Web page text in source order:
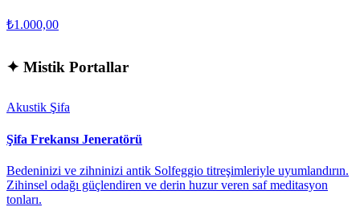
₺1.000,00
✦ Mistik Portallar
Akustik Şifa
Şifa Frekansı Jeneratörü
Bedeninizi ve zihninizi antik Solfeggio titreşimleriyle uyumlandırın.
Zihinsel odağı güçlendiren ve derin huzur veren saf meditasyon
tonları.